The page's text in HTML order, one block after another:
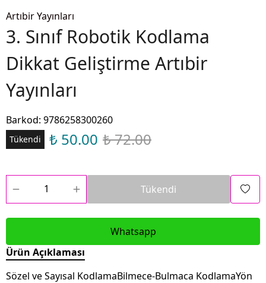
Artıbir Yayınları
3. Sınıf Robotik Kodlama
Dikkat Geliştirme Artıbir
Yayınları
Barkod: 9786258300260
Tükendi ₺ 50.00 ₺ 72.00
Tükendi
Whatsapp
Ürün Açıklaması
Sözel ve Sayısal KodlamaBilmece-Bulmaca KodlamaYön